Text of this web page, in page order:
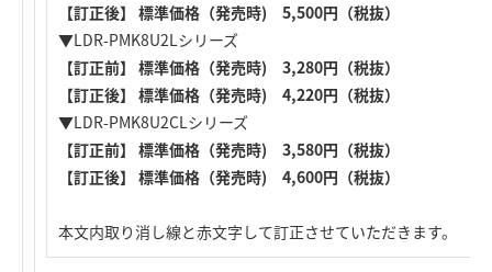
【訂正後】 標準価格（発売時) 5,500円（税抜）
▼LDR-PMK8U2Lシリーズ
【訂正前】 標準価格（発売時) 3,280円（税抜）
【訂正後】 標準価格（発売時) 4,220円（税抜）
▼LDR-PMK8U2CLシリーズ
【訂正前】 標準価格（発売時) 3,580円（税抜）
【訂正後】 標準価格（発売時) 4,600円（税抜）
本文内取り消し線と赤文字して訂正させていただきます。